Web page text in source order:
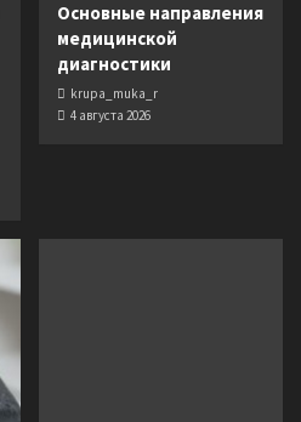
Основные направления
медицинской
диагностики
krupa_muka_r
4 августа 2026